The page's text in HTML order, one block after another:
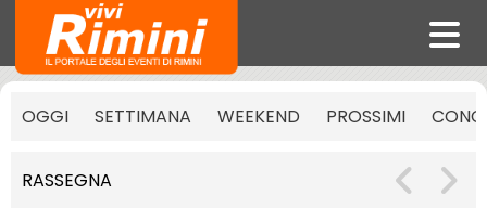
OGGI SETTIMANA WEEKEND PROSSIMI
RASSEGNA